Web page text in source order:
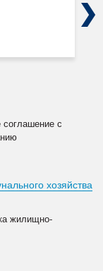
Next
соглашение с
хозяйства
жилищно-